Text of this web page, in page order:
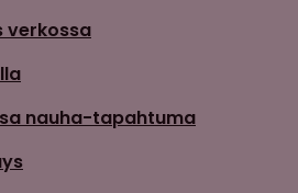
verkossa
nauha-tapahtuma